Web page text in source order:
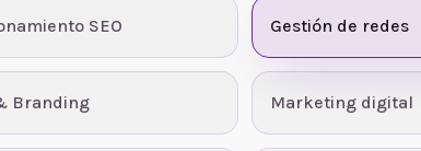
SEO Gestión de redes
Branding Marketing digital